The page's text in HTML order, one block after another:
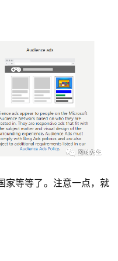
家等等了。注意一点，就